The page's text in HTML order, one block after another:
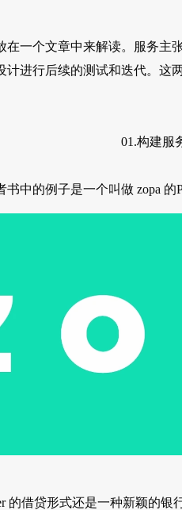
在一个文章中来解读。服务主
计进行后续的测试和迭代。这
01.构建服
中的例子是一个叫做 zopa 的
的借贷形式还是一种新颖的